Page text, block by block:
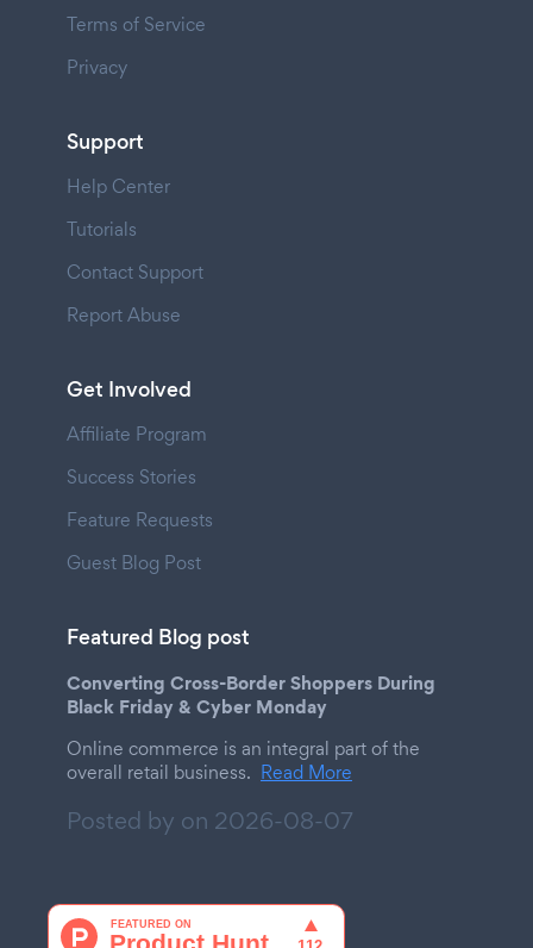
Terms of Service
Privacy
Support
Help Center
Tutorials
Contact Support
Report Abuse
Get Involved
Affiliate Program
Success Stories
Feature Requests
Guest Blog Post
Featured Blog post
Converting Cross-Border Shoppers During
Black Friday & Cyber Monday
Online commerce is an integral part of the
overall retail business. Read More
Posted by on 2026-08-07